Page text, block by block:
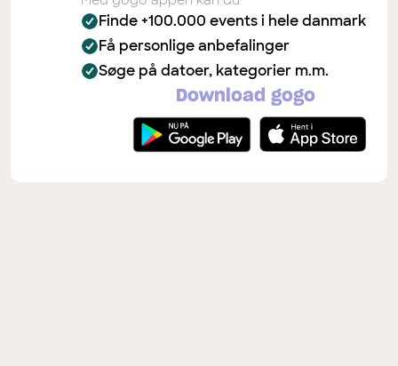
Finde +100.000 events i hele danmark
Få personlige anbefalinger
Søge på datoer, kategorier m.m.
Download gogo